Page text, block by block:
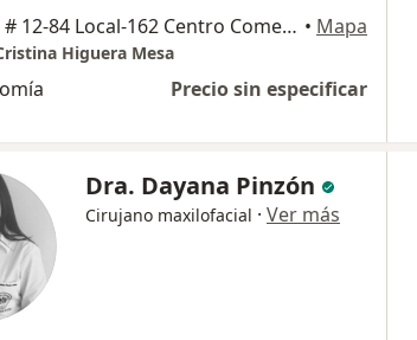
calle 20 # 12-84 Local-162 Centro Comercial Plaza Real 3212050470 - 7407743, Tunja • Mapa
Higuera Mesa
Precio sin especificar
Dra. Dayana Pinzón
Cirujano maxilofacial · Ver más